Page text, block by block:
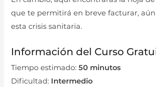
que te permitirá en breve facturar,
esta crisis sanitaria.
Información del Curso
Tiempo estimado:50 minutos
Dificultad: Intermedio